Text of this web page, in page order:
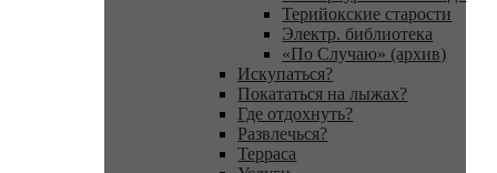
Терийокские старости
Электр. библиотека
«По Случаю» (архив)
Искупаться?
Покататься на лыжах?
Где отдохнуть?
Развлечься?
Терраса